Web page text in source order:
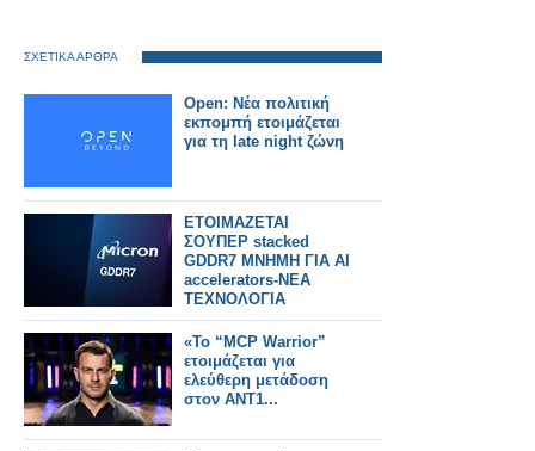
ΣΧΕΤΙΚΑ ΑΡΘΡΑ
Open: Νέα πολιτική
εκπομπή ετοιμάζεται
για τη late night ζώνη
ΕΤΟΙΜΑΖΕΤΑΙ
ΣΟΥΠΕΡ stacked
GDDR7 ΜΝΗΜΗ ΓΙΑ AI
accelerators-ΝΕΑ
ΤΕΧΝΟΛΟΓΙΑ
«Το “MCP Warrior”
ετοιμάζεται για
ελεύθερη μετάδοση
στον ΑΝΤ1...